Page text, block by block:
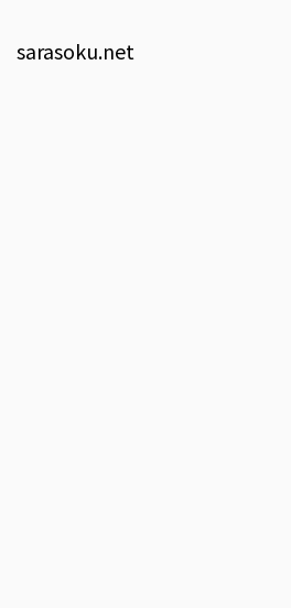
sarasoku.net